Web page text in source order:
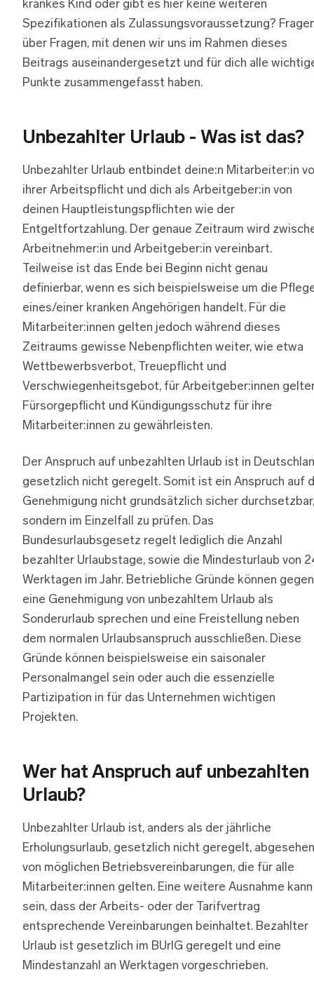
krankes Kind oder gibt es hier keine weiteren
Spezifikationen als Zulassungsvoraussetzung?
über Fragen, mit denen wir uns im Rahmen dieses
Beitrags auseinandergesetzt und für dich alle
Punkte zusammengefasst haben.
Unbezahlter Urlaub - Was ist das?
Unbezahlter Urlaub entbindet deine:n Mitarbeiter:in
ihrer Arbeitspflicht und dich als Arbeitgeber:in von
deinen Hauptleistungspflichten wie der
Entgeltfortzahlung. Der genaue Zeitraum wird
Arbeitnehmer:in und Arbeitgeber:in vereinbart.
Teilweise ist das Ende bei Beginn nicht genau
definierbar, wenn es sich beispielsweise um die
eines/einer kranken Angehörigen handelt. Für die
Mitarbeiter:innen gelten jedoch während dieses
Zeitraums gewisse Nebenpflichten weiter, wie etwa
Wettbewerbsverbot, Treuepflicht und
Verschwiegenheitsgebot, für Arbeitgeber:innen
Fürsorgepflicht und Kündigungsschutz für ihre
Mitarbeiter:innen zu gewährleisten.
Der Anspruch auf unbezahlten Urlaub ist in
gesetzlich nicht geregelt. Somit ist ein Anspruch auf
Genehmigung nicht grundsätzlich sicher durchsetzbar,
sondern im Einzelfall zu prüfen. Das
Bundesurlaubsgesetz regelt lediglich die Anzahl
bezahlter Urlaubstage, sowie die Mindesturlaub von
Werktagen im Jahr. Betriebliche Gründe können gegen
eine Genehmigung von unbezahltem Urlaub als
Sonderurlaub sprechen und eine Freistellung neben
dem normalen Urlaubsanspruch ausschließen. Diese
Gründe können beispielsweise ein saisonaler
Personalmangel sein oder auch die essenzielle
Partizipation in für das Unternehmen wichtigen
Projekten.
Wer hat Anspruch auf unbezahlten
Urlaub?
Unbezahlter Urlaub ist, anders als der jährliche
Erholungsurlaub, gesetzlich nicht geregelt, abgesehen
von möglichen Betriebsvereinbarungen, die für alle
Mitarbeiter:innen gelten. Eine weitere Ausnahme kann
sein, dass der Arbeits- oder der Tarifvertrag
entsprechende Vereinbarungen beinhaltet. Bezahlter
Urlaub ist gesetzlich im BUrlG geregelt und eine
Mindestanzahl an Werktagen vorgeschrieben.